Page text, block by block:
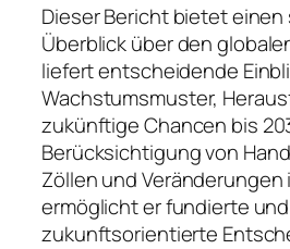
Dieser Bericht bietet
Überblick über den
liefert entscheidende
Wachstumsmuster,
zukünftige Chancen bis
Berücksichtigung von
Zöllen und
ermöglicht er fundierte und
zukunftsorientierte